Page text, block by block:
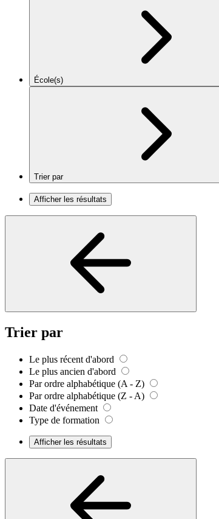
École(s)
Trier par
Afficher les résultats
Trier par
Le plus récent d'abord
Le plus ancien d'abord
Par ordre alphabétique (A - Z)
Par ordre alphabétique (Z - A)
Date d'événement
Type de formation
Afficher les résultats